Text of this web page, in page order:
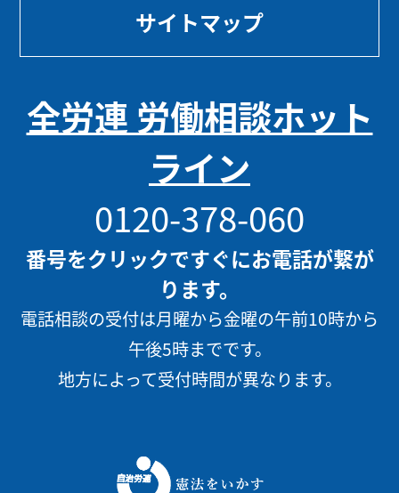
サイトマップ
全労連 労働相談ホット
ライン
0120-378-060
番号をクリックですぐにお電話が繋が
ります。
電話相談の受付は月曜から金曜の午前10時から
午後5時までです。
地方によって受付時間が異なります。